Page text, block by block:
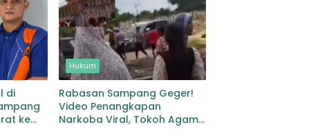
di
ke
Hukum
Rabasan Sampang Geger!
Video Penangkapan
Narkoba Viral, Tokoh Agama